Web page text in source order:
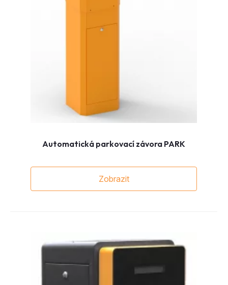
Automatická parkovací závora PARK
Zobrazit